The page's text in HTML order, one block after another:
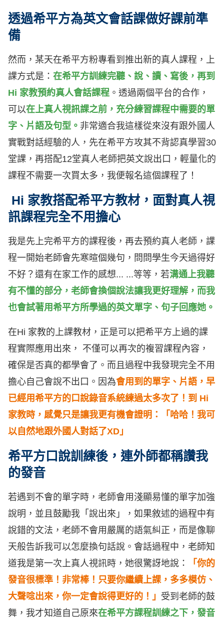
透過希平方為英文會話課做好課前準
備
然而，某天在希平方粉專看到推出新的真人課程， 上
課方式是： 在希平方訓練完聽、說、讀、寫後，再到
Hi 家教預約真人會話課程 。 透過兩個平台的合作，
可以在上真人視訊課之前，充分練習課程中需要的單
字、片語及句型。 非常適合我這樣從來沒有跟外國人
實戰對話經驗的人，先在希平方攻其不背認真學習30
堂課，再搭配12堂真人老師把英文說出口，輕量化的
課程不需要一次買太多，我便報名這個課程了 ！
Hi 家教搭配希平方教材，面對真人視
訊課程完全不用擔心
我是先上完希平方的課程後，再去預約真人老師，課
程一開始老師會先寒暄個幾句，問問學生今天過得好
不好？還有在家工作的感想... ...等等，若溝通上我聽
有不懂的部分，老師會換個說法讓我更好理解，而我
也會試著用希平方所學過的英文單字、句子回應她。
在Hi 家教的上課教材，正是可以把希平方上過的課
程實際應用出來， 不僅可以再次的複習課程內容，
確保是否真的都學會了。而且過程中我發現完全不用
擔心自己會說不出口。因為會用到的單字、片語，早
已經用希平方的口說錄音系統練過太多次了！到 Hi
家教時，感覺只是讓我更有機會證明：「哈哈！我可
以自然地跟外國人對話了XD」
希平方口說訓練後，連外師都稱讚我
的發音
若遇到不會的單字時，老師會用淺顯易懂的單字加強
說明，並且鼓勵我「說出來」，如果敘述的過程中有
說錯的文法，老師不會用嚴厲的語氣糾正，而是像聊
天般告訴我可以怎麼換句話說。會話過程中，老師知
道我是第一次上真人視訊時，她很驚訝地說：
「你的
發音很標準！非常棒！只要你繼續上課，多多模仿、
大聲唸出來，你一定會說得更好的！」 受到老師的鼓
舞，我才知道自己原來在希平方課程訓練之下，發音